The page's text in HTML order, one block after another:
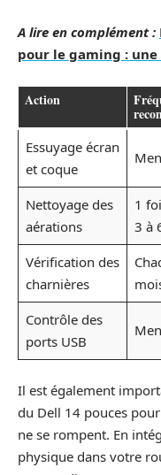
A lire en complément :
pour le gaming :
Action
Essuyage écran
et coque
Nettoyage des
aérations
1
3 à
Vérification des
charnières
Contrôle des
ports USB
Il est également
du Dell 14 pouces
ne se rompent. En
physique dans votre